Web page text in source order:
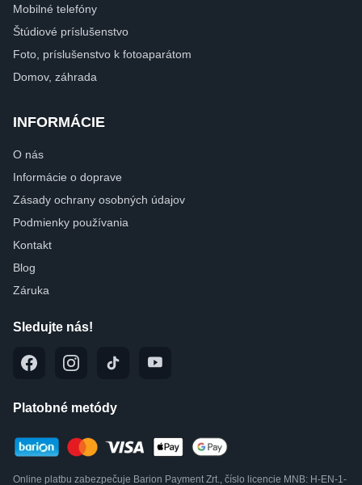
Mobilné telefóny
Štúdiové príslušenstvo
Foto, príslušenstvo k fotoaparátom
Domov, záhrada
INFORMÁCIE
O nás
Informácie o doprave
Zásady ochrany osobných údajov
Podmienky používania
Kontakt
Blog
Záruka
Sledujte nás!
Platobné metódy
Online platbu zabezpečuje Barion Payment Zrt., číslo licencie MNB: H-EN-1-